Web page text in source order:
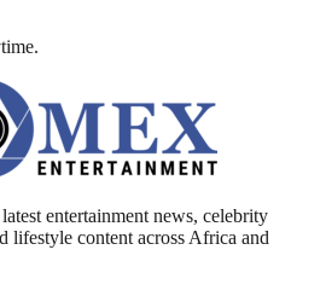
entertainment news, celebrity
lifestyle content across Africa and